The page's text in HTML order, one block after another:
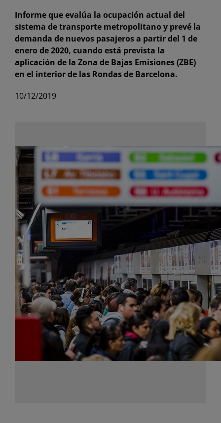
Informe que evalúa la ocupación actual del
sistema de transporte metropolitano y prevé la
demanda de nuevos pasajeros a partir del 1 de
enero de 2020, cuando está prevista la
aplicación de la Zona de Bajas Emisiones (ZBE)
en el interior de las Rondas de Barcelona.
10/12/2019